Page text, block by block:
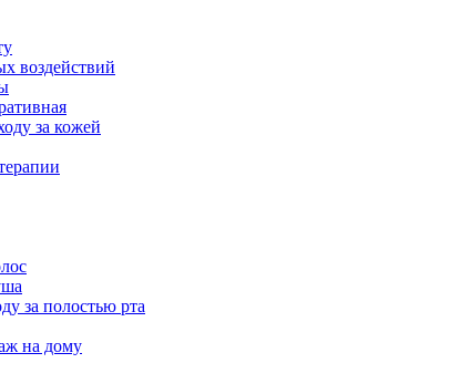
воздействий
за кожей
за полостью рта
на дому